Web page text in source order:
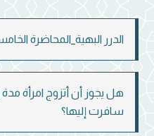
الدرر البهية_المحاضرة
هل يجوز أن أتزوج امرأة مدة
سافرت إليها؟